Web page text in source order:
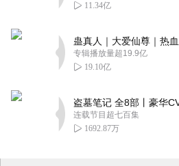
11.34亿
专辑播放量超19.9亿
19.10亿
连载节目超七百集
1692.87万